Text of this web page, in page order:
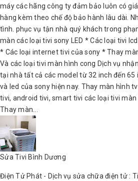
máy các hãng công ty đảm bảo luôn có
hàng kèm theo chế độ bảo hành lâu dài.
tình. phục vụ tận nhà quý khách trong
màn các loại tivi sony LED * Các loại tivi
* Các loại internet tivi của sony * Thay
Và các loại tivi màn hình cong Dịch vụ
tại nhà tất cả các model từ 32 inch đến 65
và led của sony hiện nay. Thay màn hình
tivi, android tivi, smart tivi các loại tivi màn
Thay màn...
Sửa Tivi Bình Dương
Điện Tử Phát - Dịch vụ sửa chữa điện tử :